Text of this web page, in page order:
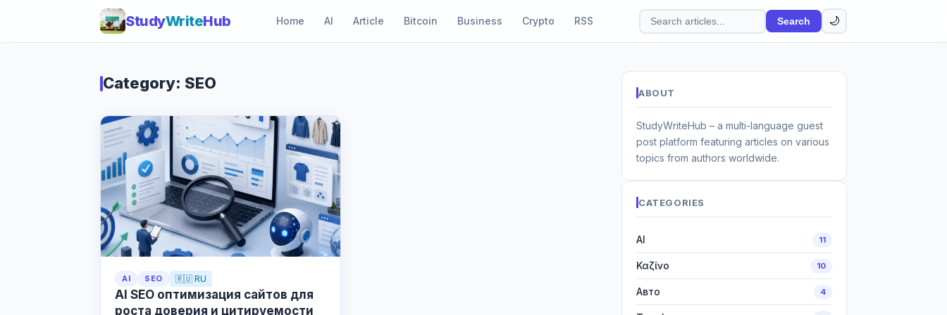
StudyWriteHub Home AI Article Bitcoin Business Crypto RSS
Search
articles
Search 🌙
Category: SEO
AI SEO 🇷🇺 RU
AI SEO оптимизация сайтов для
роста доверия и цитируемости
ABOUT
StudyWriteHub – a multi-language guest
post platform featuring articles on various
topics from authors worldwide.
CATEGORIES
AI 11
Καζίνο 10
Авто 4